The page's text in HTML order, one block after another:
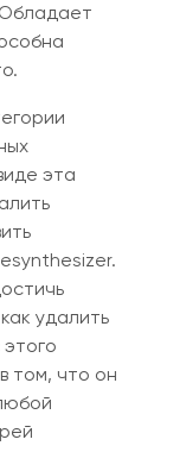
эта
как удалить
в том, что он